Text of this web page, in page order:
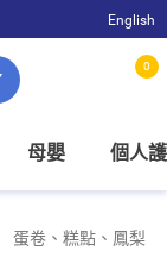
English
0
母嬰 個人
蛋卷、糕點、鳳梨